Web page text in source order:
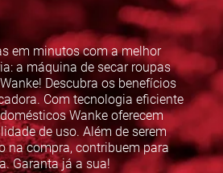
em minutos com a melhor
a máquina de secar roupas
Descubra os benefícios
Com tecnologia eficiente
Wanke oferecem
de uso. Além de serem
na compra, contribuem para
Garanta já a sua!